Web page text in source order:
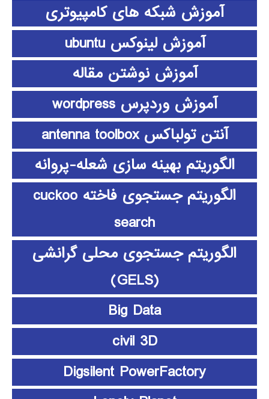
آموزش شبکه های کامپیوتری
آموزش لینوکس ubuntu
آموزش نوشتن مقاله
آموزش وردپرس wordpress
آنتن تولباکس antenna toolbox
الگوریتم بهینه سازی شعله-پروانه
الگوریتم جستجوی فاخته cuckoo
search
الگوریتم جستجوی محلی گرانشی
(GELS)
Big Data
civil 3D
Digsilent PowerFactory